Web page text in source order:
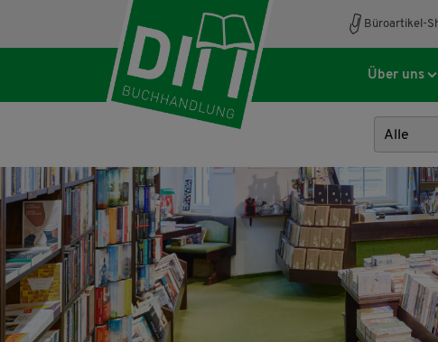
Büroartikel-
Über uns